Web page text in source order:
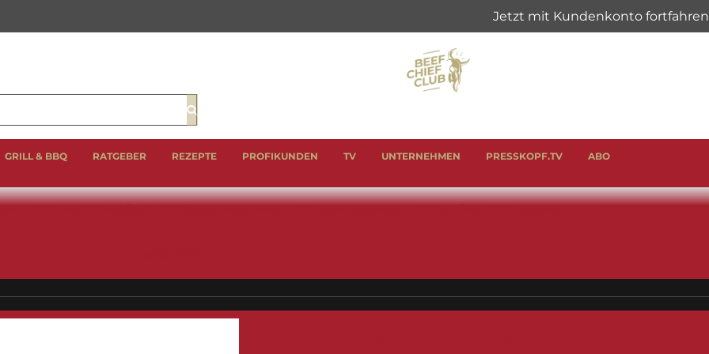
Suche
GRILL & BBQ RATGEBER REZEPTE PROFIKUNDEN TV UNTERNEHMEN PRESSKOPF.TV ABO